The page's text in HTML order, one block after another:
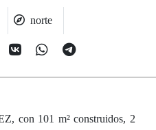
norte
con 101 m² construidos, 2